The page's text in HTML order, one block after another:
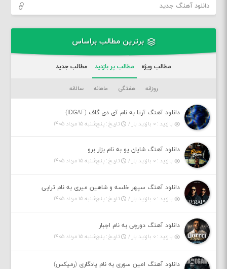
دانلود آهنگ جدید
برترین مطالب براساس
مطالب ویژه مطالب پر بازدید مطالب جدید
روزانه هفتگی ماهانه سالانه
دانلود آهنگ آرتا به نام آی دی گاف (IDGAF)
بازدید : ۰ بازدید بار /
تاریخ : پنج‌شنبه ۱۵ مرداد ۱۴۰۵
دانلود آهنگ شایان یو به نام بزار برو
بازدید : ۰ بازدید بار /
تاریخ : پنج‌شنبه ۱۵ مرداد ۱۴۰۵
دانلود آهنگ سپهر خلسه و شاهین میری به نام تراپی
بازدید : ۰ بازدید بار /
تاریخ : پنج‌شنبه ۱۵ مرداد ۱۴۰۵
دانلود آهنگ دورچی به نام اجبار
بازدید : ۰ بازدید بار /
تاریخ : پنج‌شنبه ۱۵ مرداد ۱۴۰۵
دانلود آهنگ امین سوری به نام یادگاری (رمیکس)